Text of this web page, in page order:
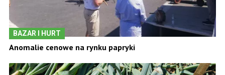
BAZAR I HURT
Anomalie cenowe na rynku papryki